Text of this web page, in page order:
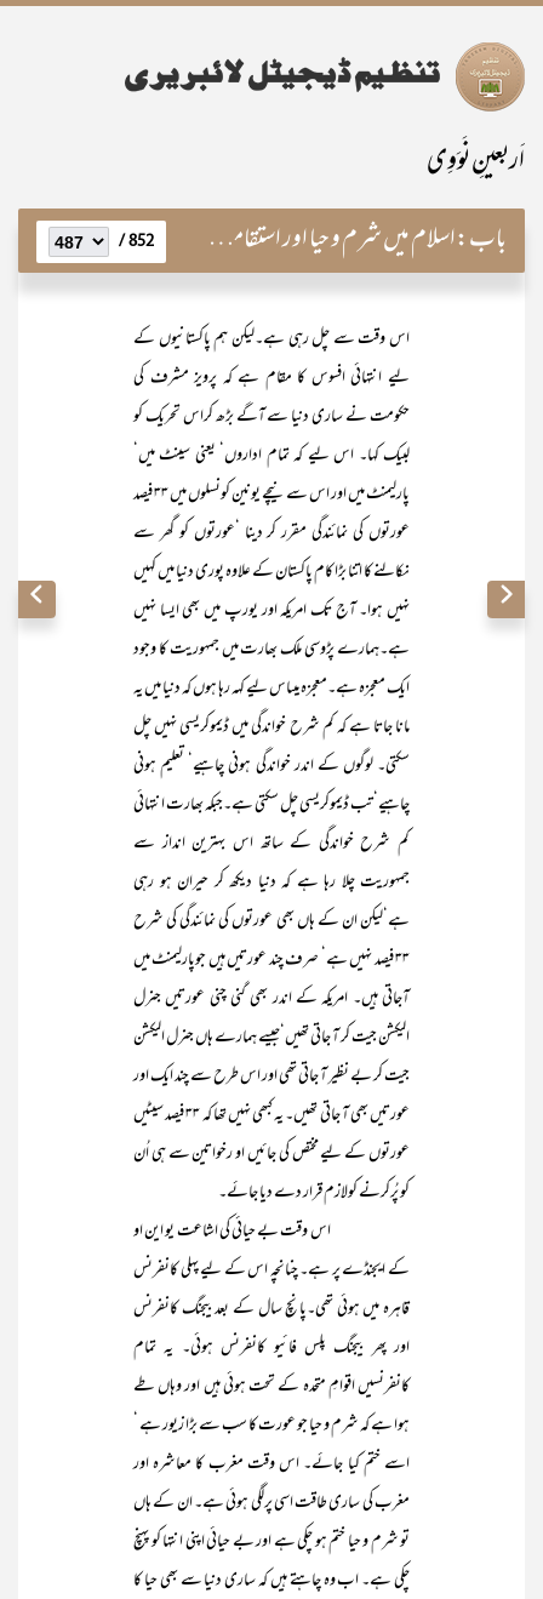
اَربعینِ نَوَوِی
باب:اسلام میں شرم و حیا اور استقامت کی اہمیت 852 /
اس وقت سے چل رہی ہے۔لیکن ہم پاکستانیوں کے
لیے انتہائی افسوس کا مقام ہے کہ پرویز مشرف کی
حکومت نے ساری دنیا سے آگے بڑھ کراس تحریک کو
لبیک کہا۔ اس لیے کہ تمام اداروں‘ یعنی سینٹ میں‘
پارلیمنٹ میں اور اس سے نیچے یونین کونسلوں میں ۳۳ فیصد
عورتوں کی نمائندگی مقرر کر دینا ‘عورتوں کو گھر سے
نکالنے کا اتنا بڑا کام پاکستان کے علاوہ پوری دنیا میں کہیں
نہیں ہوا۔ آج تک امریکہ اور یورپ میں بھی ایسا نہیں
ہے۔ہمارے پڑوسی ملک بھارت میں جمہوریت کا وجود
ایک معجزہ ہے۔معجزہ میںاس لیے کہہ رہا ہوں کہ دنیا میں یہ
مانا جاتا ہے کہ کم شرح خواندگی میں ڈیموکریسی نہیں چل
سکتی۔ لوگوں کے اندر خواندگی ہونی چاہیے‘ تعلیم ہونی
چاہیے‘ تب ڈیموکریسی چل سکتی ہے۔جبکہ بھارت انتہائی
کم شرح خواندگی کے ساتھ اس بہترین انداز سے
جمہوریت چلا رہا ہے کہ دنیا دیکھ کر حیران ہو رہی
ہے‘لیکن ان کے ہاں بھی عورتوں کی نمائندگی کی شرح
۳۳ فیصد نہیں ہے‘ صرف چند عورتیں ہیں جوپارلیمنٹ میں
آجاتی ہیں۔ امریکہ کے اندر بھی گنی چنی عورتیں جنرل
الیکشن جیت کر آ جاتی تھیں‘جیسے ہمارے ہاں جنرل الیکشن
جیت کر بے نظیر آ جاتی تھی اور اس طرح سے چند ایک اور
عورتیں بھی آ جاتی تھیں۔ یہ کبھی نہیں تھا کہ ۳۳ فیصد سیٹیں
عورتوں کے لیے مختص کی جائیں او رخواتین سے ہی اُن
کو پُرکرنے کولازم قرار دے دیا جائے۔
اس وقت بے حیائی کی اشاعت یو این او
کے ایجنڈے پر ہے۔ چنانچہ اس کے لیے پہلی کانفرنس
قاہرہ میں ہوئی تھی۔پانچ سال کے بعد بیجنگ کانفرنس
اور پھر بیجنگ پلس فائیو کانفرنس ہوئی۔ یہ تمام
کانفرنسیں اقوامِ متحدہ کے تحت ہوئی ہیں اور وہاں طے
ہوا ہے کہ شرم و حیا جو عورت کا سب سے بڑا زیور ہے ‘
اسے ختم کیا جائے۔ اس وقت مغرب کا معاشرہ اور
مغرب کی ساری طاقت اسی پرلگی ہوئی ہے۔ ان کے ہاں
تو شرم و حیا ختم ہو چکی ہے اور بے حیائی اپنی انتہا کو پہنچ
چکی ہے۔ اب وہ چاہتے ہیں کہ ساری دنیا سے بھی حیا کا